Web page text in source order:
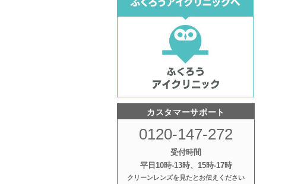
カスタマーサポート
0120-147-272
受付時間
平日10時‐13時、15時‐17時
クリーンレンズを見たとお伝えください